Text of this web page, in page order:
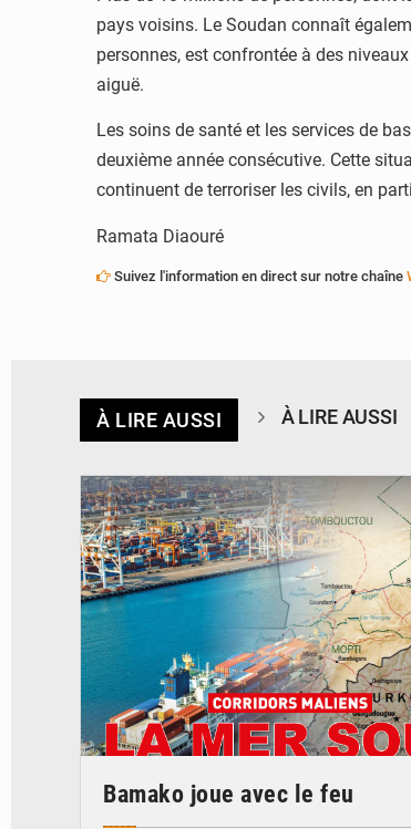
pays voisins. Le Soudan connaît
personnes, est confrontée à des
aiguë.
Les soins de santé et les services de
deuxième année consécutive. Cette
continuent de terroriser les civils, en
Ramata Diaouré
Suivez l'information en direct sur notre chaîne
À LIRE AUSSI À LIRE AUSSI
© JDM
Bamako joue avec le feu